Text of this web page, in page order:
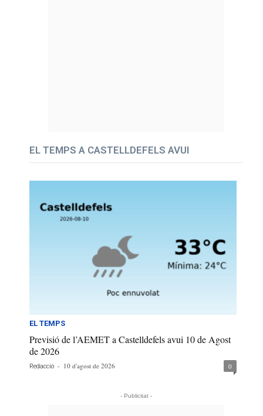
EL TEMPS A CASTELLDEFELS AVUI
EL TEMPS
Previsió de l’AEMET a Castelldefels avui 10 de Agost
de 2026
Redacció - 10 d'agost de 2026 0
- Publicitat -